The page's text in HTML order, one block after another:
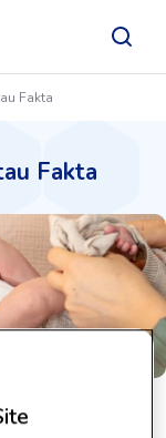
Fakta
Fakta